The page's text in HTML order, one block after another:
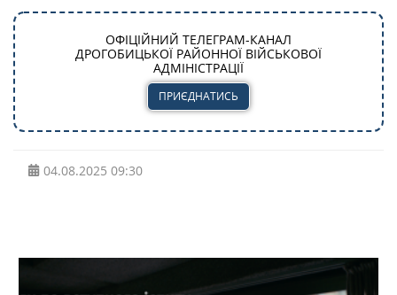
ОФІЦІЙНИЙ ТЕЛЕГРАМ-КАНАЛ
ДРОГОБИЦЬКОЇ РАЙОННОЇ ВІЙСЬКОВОЇ
АДМІНІСТРАЦІЇ
ПРИЄДНАТИСЬ
04.08.2025 09:30